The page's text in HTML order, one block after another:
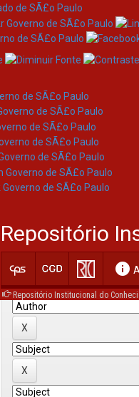
Repositório
info
Repositório Institucional do
Search
Current filters: